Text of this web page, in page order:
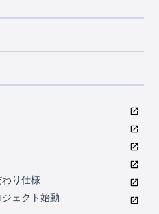
つよい<建物編>
ルーミングガーデン
らしやすさへのこだわり
り仕様
ェクト始動